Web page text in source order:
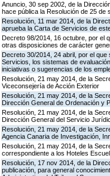
Anuncio, 30 sep 2002, de la
hace pública la Resolución de 25
Resolución, 11 mar 2014, de la
aprueba la Carta de Servicios de
Decreto 98/2014, 16 octubre, por el
otras disposiciones de carácter
Decreto 30/2014, 24 abril, por el
Servicios, los sistemas de
iniciativas o sugerencias de los
Resolución, 21 may 2014, de la
Viceconsejería de Acción Exterior
Resolución, 21 may 2014, de la
Dirección General de Ordenación y
Resolución, 21 may 2014, de la
Dirección General del Servicio
Resolución, 21 may 2014, de la
Agencia Canaria de Investigación,
Resolución, 21 may 2014, de la
correspondiente a los Hoteles
Resolución, 17 nov 2014, de la
publicación, para general